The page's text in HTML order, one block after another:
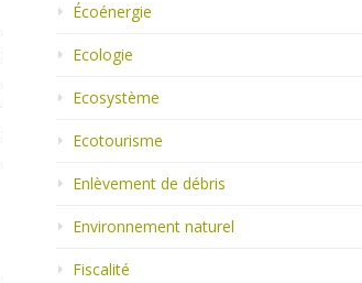
Écoénergie
Ecologie
Ecosystème
Ecotourisme
Enlèvement de débris
Environnement naturel
Fiscalité